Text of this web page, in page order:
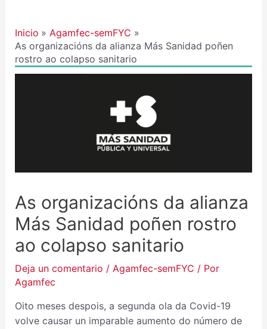
Inicio
Agamfec-semFYC
As organizacións da alianza Más Sanidad poñen
rostro ao colapso sanitario
As organizacións da alianza
Más Sanidad poñen rostro
ao colapso sanitario
Deja un comentario / Agamfec-semFYC / Por
Agamfec
Oito meses despois, a segunda ola da Covid-19
volve causar un imparable aumento do número de